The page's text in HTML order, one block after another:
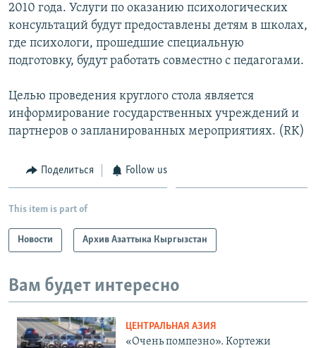
2010 года. Услуги по оказанию психологических
консультаций будут предоставлены детям в школах,
где психологи, прошедшие специальную
подготовку, будут работать совместно с педагогами.
Целью проведения круглого стола является
информирование государственных учреждений и
партнеров о запланированных мероприятиях. (RK)
Поделиться Follow us
This item is part of
Новости Архив Азаттыка Кыргызстан
Вам будет интересно
ЦЕНТРАЛЬНАЯ АЗИЯ
«Очень помпезно». Кортежи